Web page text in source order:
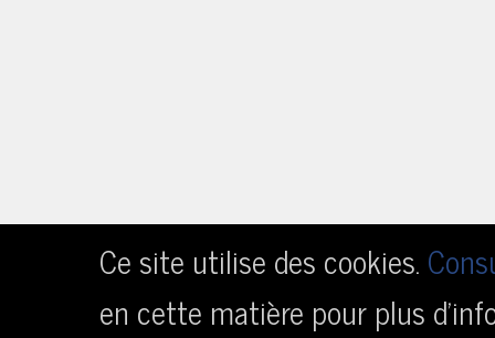
Ce site utilise des cookies.
en cette matière pour plus